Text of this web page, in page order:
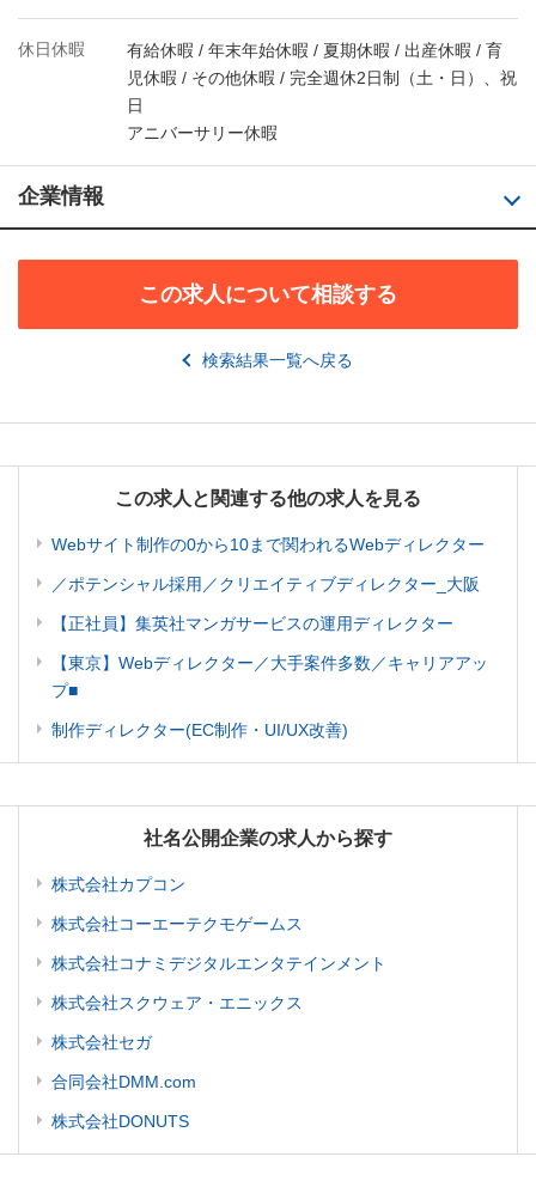
休日休暇
有給休暇 / 年末年始休暇 / 夏期休暇 / 出産休暇 / 育
児休暇 / その他休暇 / 完全週休2日制（土・日）、祝
日
アニバーサリー休暇
企業情報
この求人について相談する
検索結果一覧へ戻る
この求人と関連する他の求人を見る
Webサイト制作の0から10まで関われるWebディレクター
／ポテンシャル採用／クリエイティブディレクター_大阪
【正社員】集英社マンガサービスの運用ディレクター
【東京】Webディレクター／大手案件多数／キャリアアッ
プ■
制作ディレクター(EC制作・UI/UX改善)
社名公開企業の求人から探す
株式会社カプコン
株式会社コーエーテクモゲームス
株式会社コナミデジタルエンタテインメント
株式会社スクウェア・エニックス
株式会社セガ
合同会社DMM.com
株式会社DONUTS